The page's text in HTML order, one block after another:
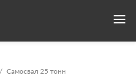
Самосвал 25 тонн